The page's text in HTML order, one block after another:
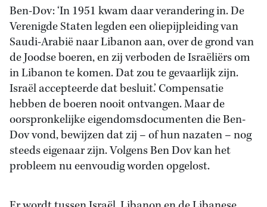
Ben-Dov: ‘In 1951 kwam daar verandering in. De
Verenigde Staten legden een oliepijpleiding van
Saudi-Arabië naar Libanon aan, over de grond van
de Joodse boeren, en zij verboden de Israëliërs om
in Libanon te komen. Dat zou te gevaarlijk zijn.
Israël accepteerde dat besluit.’ Compensatie
hebben de boeren nooit ontvangen. Maar de
oorspronkelijke eigendomsdocumenten die Ben-
Dov vond, bewijzen dat zij – of hun nazaten – nog
steeds eigenaar zijn. Volgens Ben Dov kan het
probleem nu eenvoudig worden opgelost.